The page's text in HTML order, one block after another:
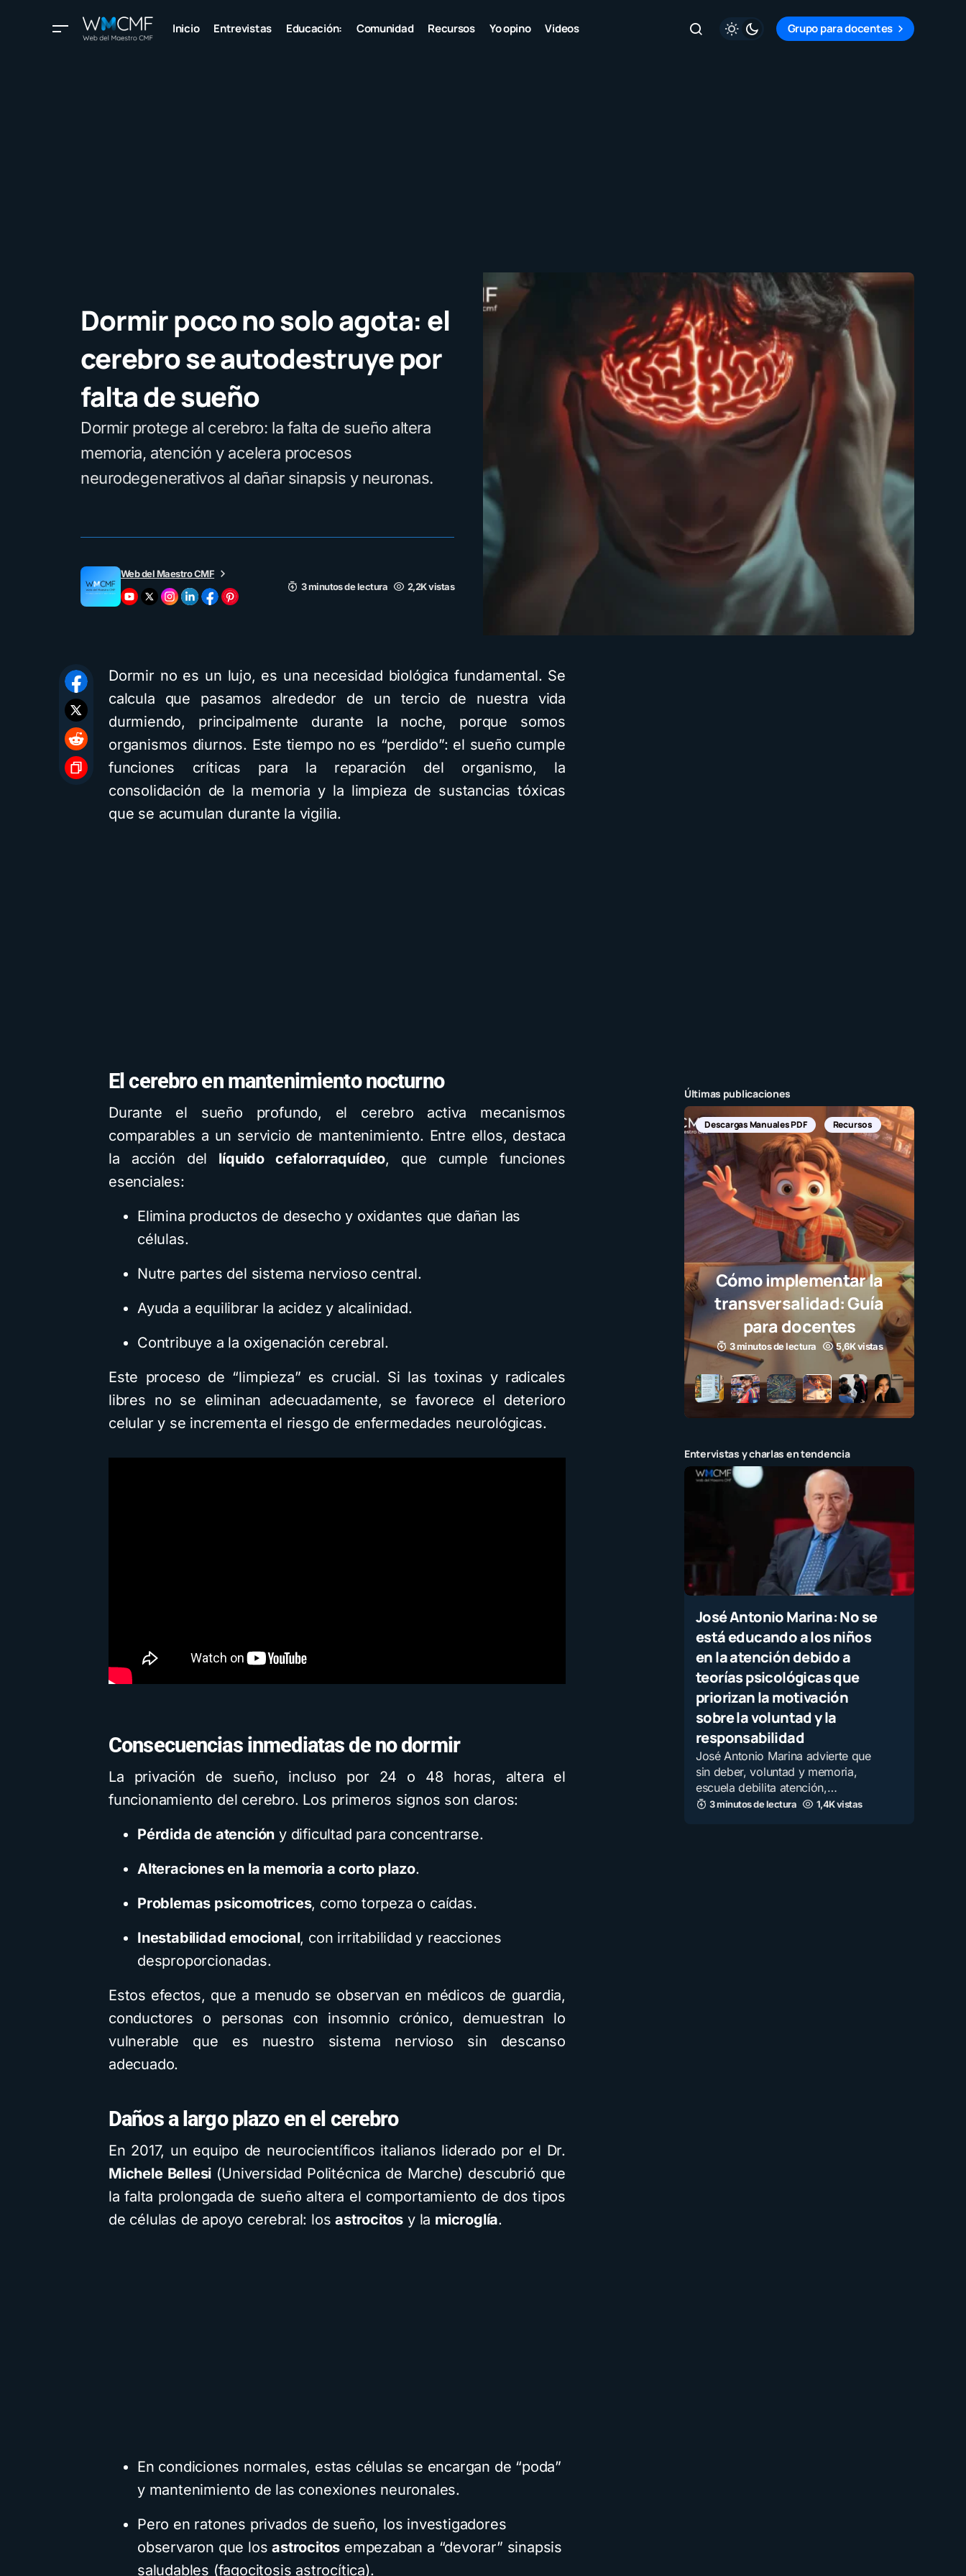
Inicio Entrevistas Educación: Comunidad Recursos Yo opino Videos Grupo para docentes
Dormir poco no solo agota: el
cerebro se autodestruye por
falta de sueño
Dormir protege al cerebro: la falta de sueño altera
memoria, atención y acelera procesos
neurodegenerativos al dañar sinapsis y neuronas.
Web del Maestro CMF
3 minutos de lectura
2,2K vistas
Dormir no es un lujo, es una necesidad biológica fundamental. Se
calcula que pasamos alrededor de un tercio de nuestra vida
durmiendo, principalmente durante la noche, porque somos
organismos diurnos. Este tiempo no es “perdido”: el sueño cumple
funciones críticas para la reparación del organismo, la
consolidación de la memoria y la limpieza de sustancias tóxicas
que se acumulan durante la vigilia.
El cerebro en mantenimiento nocturno
Durante el sueño profundo, el cerebro activa mecanismos
comparables a un servicio de mantenimiento. Entre ellos, destaca
la acción del líquido cefalorraquídeo, que cumple funciones
esenciales:
Elimina productos de desecho y oxidantes que dañan las
células.
Nutre partes del sistema nervioso central.
Ayuda a equilibrar la acidez y alcalinidad.
Contribuye a la oxigenación cerebral.
Este proceso de “limpieza” es crucial. Si las toxinas y radicales
libres no se eliminan adecuadamente, se favorece el deterioro
celular y se incrementa el riesgo de enfermedades neurológicas.
Consecuencias inmediatas de no dormir
La privación de sueño, incluso por 24 o 48 horas, altera el
funcionamiento del cerebro. Los primeros signos son claros:
Pérdida de atención y dificultad para concentrarse.
Alteraciones en la memoria a corto plazo.
Problemas psicomotrices, como torpeza o caídas.
Inestabilidad emocional, con irritabilidad y reacciones
desproporcionadas.
Estos efectos, que a menudo se observan en médicos de guardia,
conductores o personas con insomnio crónico, demuestran lo
vulnerable que es nuestro sistema nervioso sin descanso
adecuado.
Daños a largo plazo en el cerebro
En 2017, un equipo de neurocientíficos italianos liderado por el Dr.
Michele Bellesi (Universidad Politécnica de Marche) descubrió que
la falta prolongada de sueño altera el comportamiento de dos tipos
de células de apoyo cerebral: losastrocitos y la microglía.
En condiciones normales, estas células se encargan de “poda”
y mantenimiento de las conexiones neuronales.
Pero en ratones privados de sueño, los investigadores
observaron que losastrocitos empezaban a “devorar” sinapsis
saludables (fagocitosis astrocítica).
Últimas publicaciones
Bardem elogia a la
el juego limpio
ejemplo para
1,1K vistas
IA
Mapas Mentales
mentales biograficos
con IA: Descarga el
3 minutos de lectura 1,8K vistas
Descargas Manuales PDF Recursos
Cómo implementar la
transversalidad: Guía
para docentes
3 minutos de lectura 5,6K vistas
Entervistas y charlas en tendencia
José Antonio Marina: No se
está educando a los niños
en la atención debido a
teorías psicológicas que
priorizan la motivación
sobre la voluntad y la
responsabilidad
José Antonio Marina advierte que
sin deber, voluntad y memoria,
escuela debilita atención,…
3 minutos de lectura 1,4K vistas